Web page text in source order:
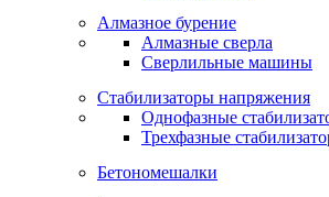
Алмазное бурение
Алмазные сверла
Сверлильные машины
Стабилизаторы напряжения
Однофазные
Трехфазные
Бетономешалки